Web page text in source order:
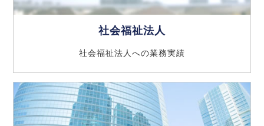
社会福祉法人
社会福祉法人への業務実績